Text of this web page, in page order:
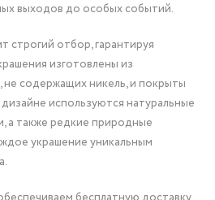
выходов до особых событий.
строгий отбор, гарантируя
изготовлены из
не содержащих никель, и покрыты
используются натуральные
а также редкие природные
украшение уникальным